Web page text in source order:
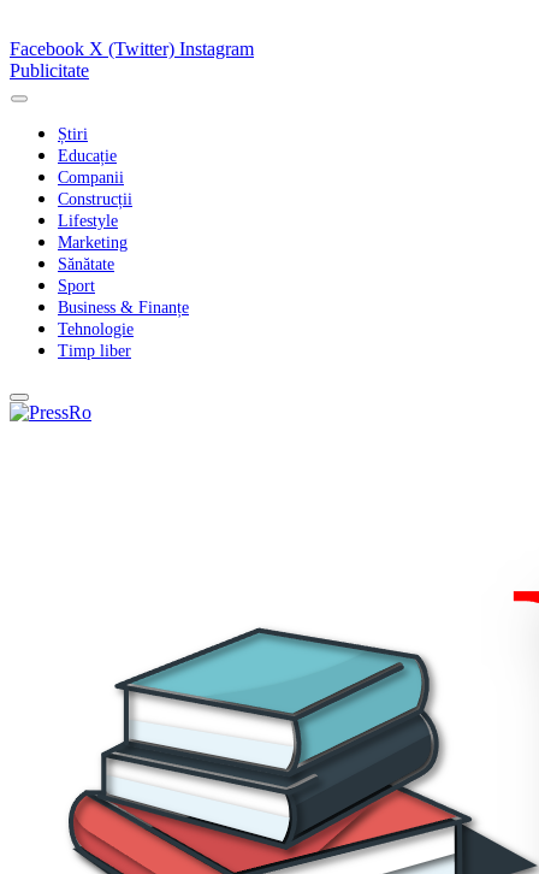
Facebook X (Twitter) Instagram
Publicitate
Știri
Educație
Companii
Construcții
Lifestyle
Marketing
Sănătate
Sport
Business & Finanțe
Tehnologie
Timp liber